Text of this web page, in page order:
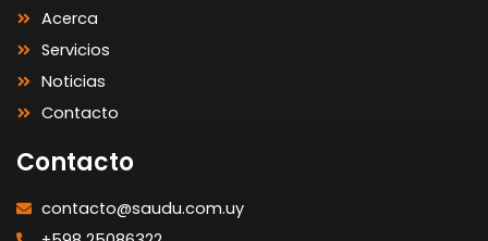
Acerca
Servicios
Noticias
Contacto
Contacto
contacto@saudu.com.uy